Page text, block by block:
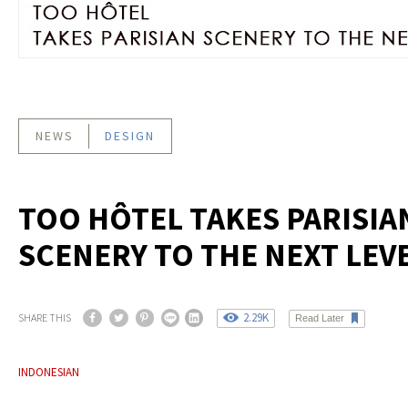
NEWS DESIGN
TOO HÔTEL TAKES
SCENERY TO THE NEXT
SHARE THIS 2.29K Read Later
INDONESIAN